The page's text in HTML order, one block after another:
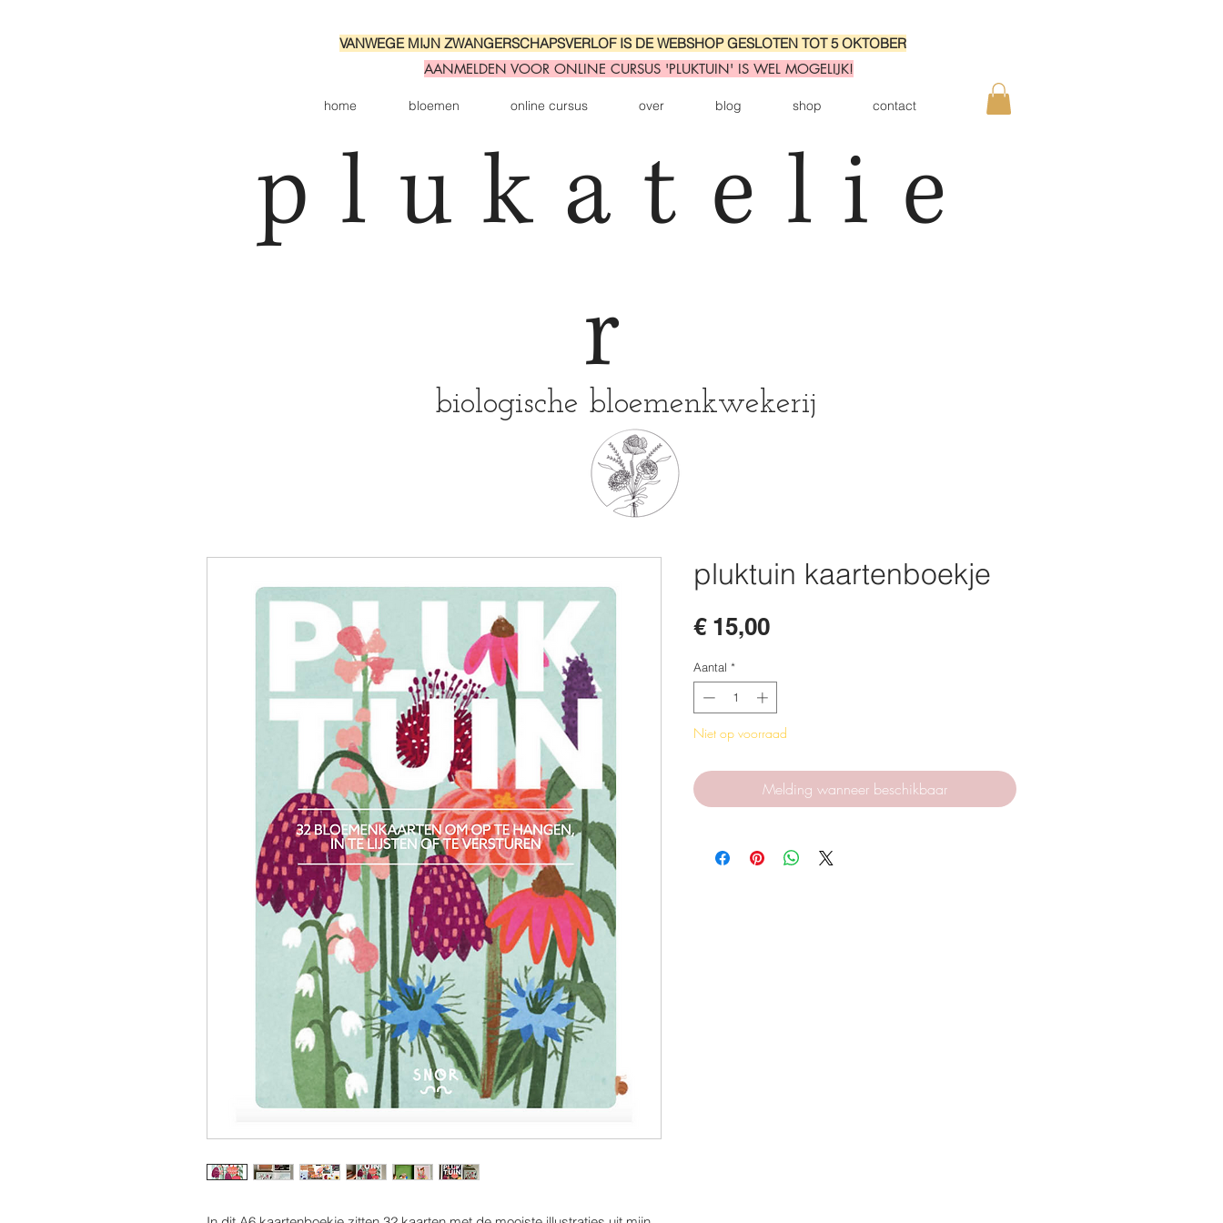
VANWEGE MIJN ZWANGERSCHAPSVERLOF IS DE WEBSHOP GESLOTEN TOT 5 OKTOBER
AANMELDEN VOOR ONLINE CURSUS 'PLUKTUIN' IS WEL MOGELIJK!
home bloemen online cursus over blog shop contact
plukatelie
r
biologische bloemenkwekerij
pluktuin kaartenboekje
€ 15,00Prijs
Aantal *
Niet op voorraad
Melding wanneer beschikbaar